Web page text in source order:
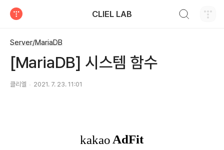
CLIEL LAB
Server/MariaDB
[MariaDB] 시스템 함수
클리엘 2021. 7. 23. 11:01